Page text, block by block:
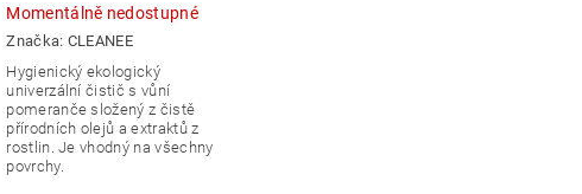
Momentálně nedostupné
Značka: CLEANEE
Hygienický ekologický
univerzální čistič s vůní
pomeranče složený z čistě
přírodních olejů a extraktů z
rostlin. Je vhodný na všechny
povrchy.